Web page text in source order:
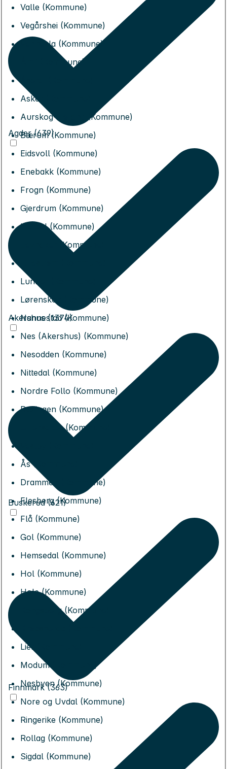
Valle (Kommune)
Vegårshei (Kommune)
Vennesla (Kommune)
Åmli (Kommune)
Asker (Kommune)
Aurskog-Høland (Kommune)
Bærum (Kommune)
Eidsvoll (Kommune)
Enebakk (Kommune)
Frogn (Kommune)
Gjerdrum (Kommune)
Hurdal (Kommune)
Jevnaker (Kommune)
Lunner (Kommune)
Lørenskog (Kommune)
Nannestad (Kommune)
Nes (Akershus) (Kommune)
Nesodden (Kommune)
Nittedal (Kommune)
Nordre Follo (Kommune)
Rælingen (Kommune)
Ullensaker (Kommune)
Ås (Kommune)
Drammen (Kommune)
Flesberg (Kommune)
Flå (Kommune)
Gol (Kommune)
Hemsedal (Kommune)
Hol (Kommune)
Hole (Kommune)
Kongsberg (Kommune)
Lier (Kommune)
Modum (Kommune)
Nesbyen (Kommune)
Nore og Uvdal (Kommune)
Ringerike (Kommune)
Rollag (Kommune)
Sigdal (Kommune)
Agder (639)
Akershus (1374)
Buskerud (621)
Finnmark (363)